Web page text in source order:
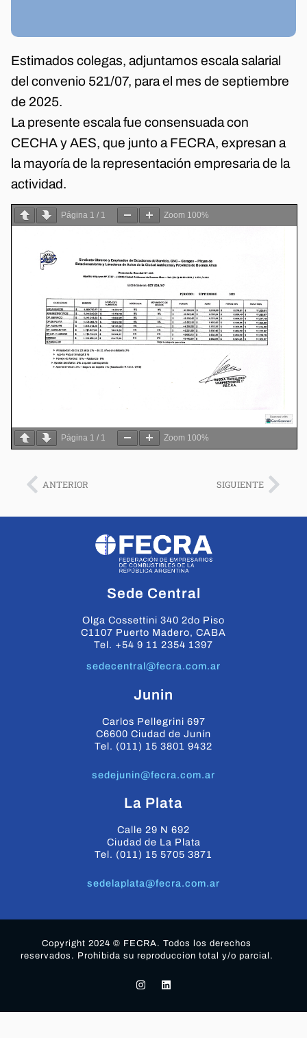
Estimados colegas, adjuntamos escala salarial
del convenio 521/07, para el mes de septiembre
de 2025.
La presente escala fue consensuada con
CECHA y AES, que junto a FECRA, expresan a
la mayoría de la representación empresaria de la
actividad.
Página 1 / 1 Zoom 100%
Página 1 / 1 Zoom 100%
ANTERIOR SIGUIENTE
Sede Central
Olga Cossettini 340 2do Piso
C1107 Puerto Madero, CABA
Tel. +54 9 11 2354 1397
sedecentral@fecra.com.ar
Junin
Carlos Pellegrini 697
C6600 Ciudad de Junín
Tel. (011) 15 3801 9432
sedejunin@fecra.com.ar
La Plata
Calle 29 N 692
Ciudad de La Plata
Tel. (011) 15 5705 3871
sedelaplata@fecra.com.ar
Copyright 2024 © FECRA. Todos los derechos
reservados. Prohibida su reproduccion total y/o parcial.